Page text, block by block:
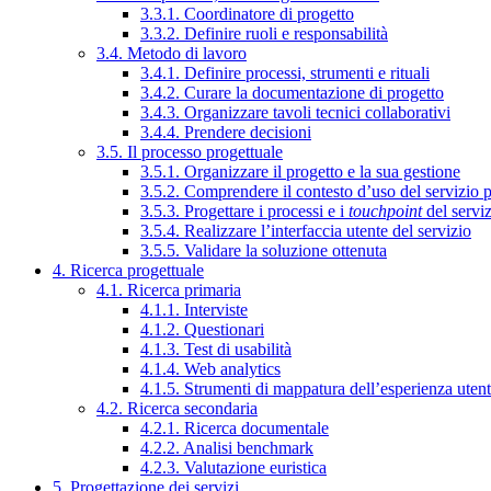
3.3.1. Coordinatore di progetto
3.3.2. Definire ruoli e responsabilità
3.4. Metodo di lavoro
3.4.1. Definire processi, strumenti e rituali
3.4.2. Curare la documentazione di progetto
3.4.3. Organizzare tavoli tecnici collaborativi
3.4.4. Prendere decisioni
3.5. Il processo progettuale
3.5.1. Organizzare il progetto e la sua gestione
3.5.2. Comprendere il contesto d’uso del servizio
3.5.3. Progettare i processi e i touchpointdel
3.5.4. Realizzare l’interfaccia utente del servizio
3.5.5. Validare la soluzione ottenuta
4. Ricerca progettuale
4.1. Ricerca primaria
4.1.1. Interviste
4.1.2. Questionari
4.1.3. Test di usabilità
4.1.4. Web analytics
4.1.5. Strumenti di mappatura dell’esperienza
4.2. Ricerca secondaria
4.2.1. Ricerca documentale
4.2.2. Analisi benchmark
4.2.3. Valutazione euristica
5. Progettazione dei servizi